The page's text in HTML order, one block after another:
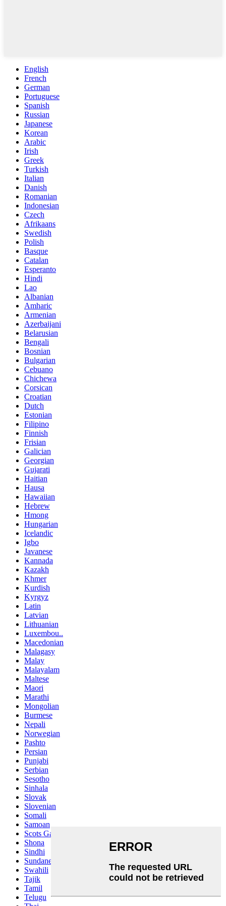
English
French
German
Portuguese
Spanish
Russian
Japanese
Korean
Arabic
Irish
Greek
Turkish
Italian
Danish
Romanian
Indonesian
Czech
Afrikaans
Swedish
Polish
Basque
Catalan
Esperanto
Hindi
Lao
Albanian
Amharic
Armenian
Azerbaijani
Belarusian
Bengali
Bosnian
Bulgarian
Cebuano
Chichewa
Corsican
Croatian
Dutch
Estonian
Filipino
Finnish
Frisian
Galician
Georgian
Gujarati
Haitian
Hausa
Hawaiian
Hebrew
Hmong
Hungarian
Icelandic
Igbo
Javanese
Kannada
Kazakh
Khmer
Kurdish
Kyrgyz
Latin
Latvian
Lithuanian
Luxembou..
Macedonian
Malagasy
Malay
Malayalam
Maltese
Maori
Marathi
Mongolian
Burmese
Nepali
Norwegian
Pashto
Persian
Punjabi
Serbian
Sesotho
Sinhala
Slovak
Slovenian
Somali
Samoan
Scots Gaelic
Shona
Sindhi
Sundanese
Swahili
Tajik
Tamil
Telugu